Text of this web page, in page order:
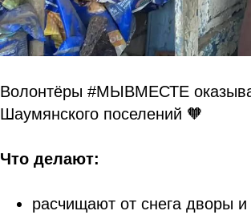
Волонтёры #МЫВМЕСТЕ
Шаумянского поселений 🧡
Что делают:
расчищают от снега дворы и